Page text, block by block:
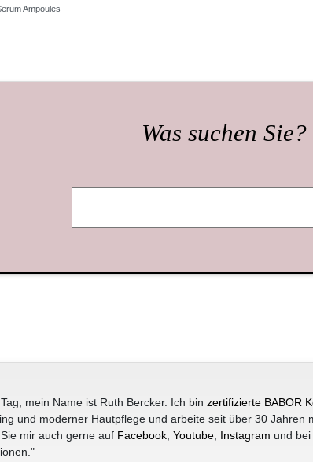
Ampoules
Was suchen Sie?
mein Name ist Ruth Bercker. Ich bin zertifizierte BABOR
und moderner Hautpflege und arbeite seit über 30 Jahren
mir auch gerne auf Facebook, Youtube, Instagram und bei